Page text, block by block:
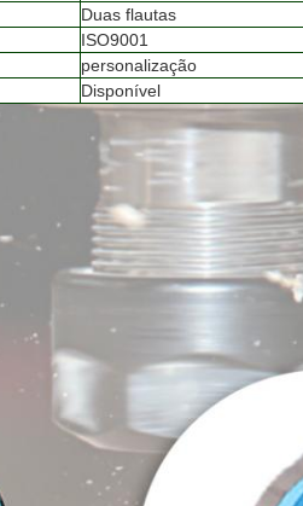
Duas flautas
ISO9001
personalização
Disponível